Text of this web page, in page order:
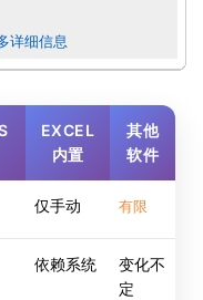
详细信息
EXCEL
内置
其他
软件
仅手动 有限
依赖系统
变化不
定